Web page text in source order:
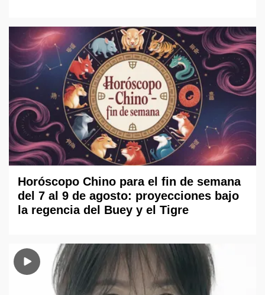
Horóscopo Chino para el fin de semana
del 7 al 9 de agosto: proyecciones bajo
la regencia del Buey y el Tigre